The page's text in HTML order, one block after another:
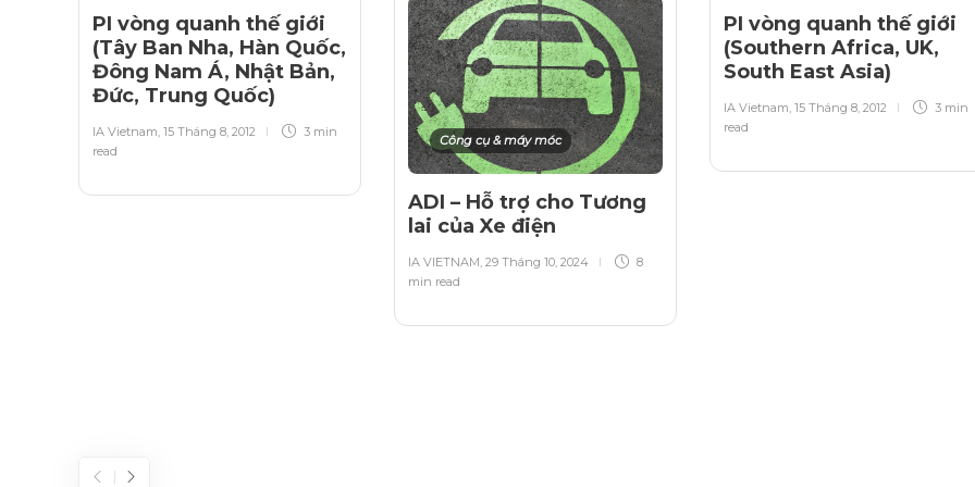
PI vòng quanh thế giới
(Tây Ban Nha, Hàn Quốc,
Đông Nam Á, Nhật Bản,
Đức, Trung Quốc)
IA Vietnam, 15 Tháng 8, 2012
3 min
read
Công cụ & máy móc
ADI – Hỗ trợ cho Tương
lai của Xe điện
IA VIETNAM 29 Tháng 10, 2024
8
min read
PI vòng quanh thế giới
(Southern Africa, UK,
South East Asia)
IA Vietnam, 15 Tháng 8, 2012
3 min
read